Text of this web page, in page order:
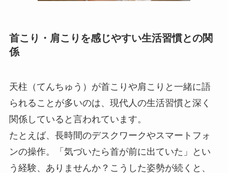
首こり・肩こりを感じやすい生活習慣との関
係
天柱（てんちゅう）が首こりや肩こりと一緒に語
られることが多いのは、現代人の生活習慣と深く
関係していると言われています。
たとえば、長時間のデスクワークやスマートフォ
ンの操作。「気づいたら首が前に出ていた」とい
う経験、ありませんか？こうした姿勢が続くと、